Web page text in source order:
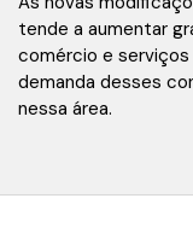
tende a aumentar
comércio e
demanda desses
nessa área.